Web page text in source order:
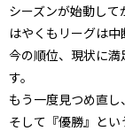
シーズンが始動して
はやくもリーグは中
今の順位、現状に
す。
もう一度見つめ直し
そして『優勝』と